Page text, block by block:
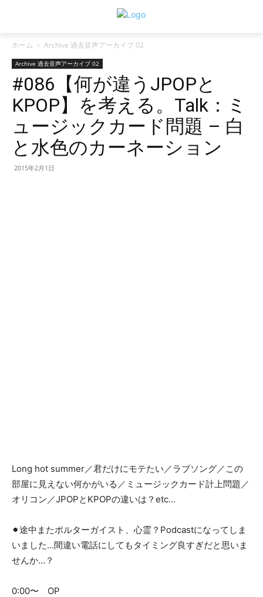
ホーム Archive 過去音声アーカイブ 02
Archive 過去音声アーカイブ 02
#086【何が違うJPOPと
KPOP】を考える。Talk：ミ
ュージックカード問題 – 白
と水色のカーネーション
2015年2月1日
Long hot summer／君だけにモテたい／ラブソング／この
部屋に見えない何かがいる／ミュージックカード計上問題／
オリコン／JPOPとKPOPの違いは？etc…
⚫︎途中またポルターガイスト、心霊？Podcastになってしま
いました…間違い電話にしてもタイミング良すぎだと思いま
せんか…？
0:00〜 OP